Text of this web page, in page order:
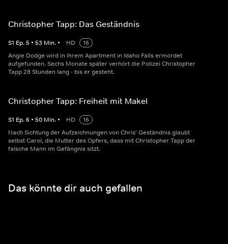
Christopher Tapp: Das Geständnis
S1 Ep.5 • 53 Min. • HD
16
Angie Dodge wird in ihrem Apartment in Idaho Falls ermordet
aufgefunden. Sechs Monate später verhört die Polizei Christopher
Tapp 28 Stunden lang - bis er gesteht.
Christopher Tapp: Freiheit mit Makel
S1 Ep.6 • 50 Min. • HD
16
Nach Sichtung der Aufzeichnungen von Chris' Geständnis glaubt
selbst Carol, die Mutter des Opfers, dass mit Christopher Tapp der
falsche Mann im Gefängnis sitzt.
Das könnte dir auch gefallen